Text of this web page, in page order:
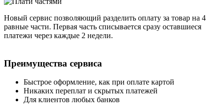
Новый сервис позволяющий разделить оплату за товар на 4
равные части. Первая часть списывается сразу оставшиеся
платежи через каждые 2 недели.
Преимущества сервиса
Быстрое оформление, как при оплате картой
Никаких переплат и скрытых платежей
Для клиентов любых банков